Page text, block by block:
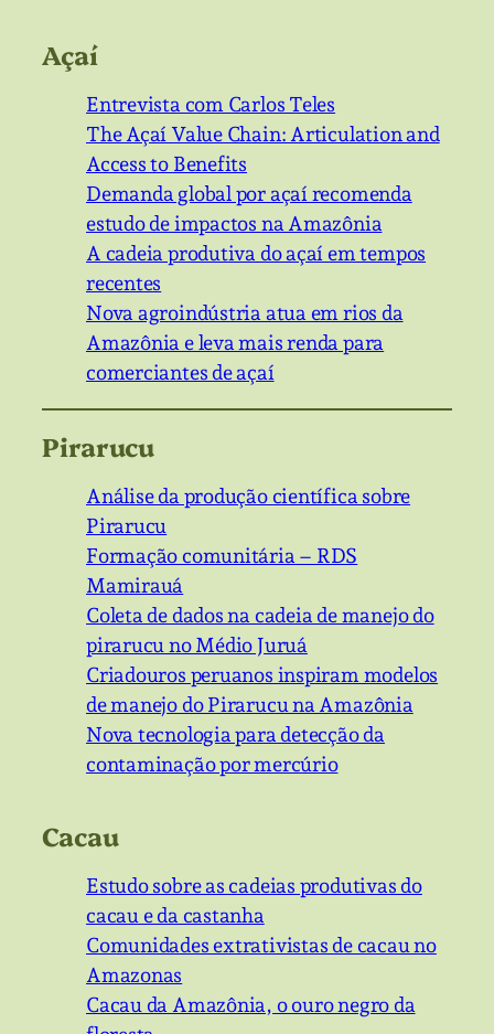
Açaí
Entrevista com Carlos Teles
The Açaí Value Chain: Articulation and
Access to Benefits
Demanda global por açaí recomenda
estudo de impactos na Amazônia
A cadeia produtiva do açaí em tempos
recentes
Nova agroindústria atua em rios da
Amazônia e leva mais renda para
comerciantes de açaí
Pirarucu
Análise da produção científica sobre
Pirarucu
Formação comunitária – RDS
Mamirauá
Coleta de dados na cadeia de manejo do
pirarucu no Médio Juruá
Criadouros peruanos inspiram modelos
de manejo do Pirarucu na Amazônia
Nova tecnologia para detecção da
contaminação por mercúrio
Cacau
Estudo sobre as cadeias produtivas do
cacau e da castanha
Comunidades extrativistas de cacau no
Amazonas
Cacau da Amazônia, o ouro negro da